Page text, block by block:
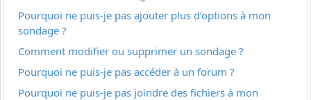
Pourquoi ne puis-je pas ajouter plus d’options à mon
sondage ?
Comment modifier ou supprimer un sondage ?
Pourquoi ne puis-je pas accéder à un forum ?
Pourquoi ne puis-je pas joindre des fichiers à mon